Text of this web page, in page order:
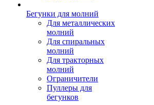
Бегунки для молний
Для металлических
молний
Для спиральных
молний
Для тракторных
молний
Ограничители
Пуллеры для
бегунков